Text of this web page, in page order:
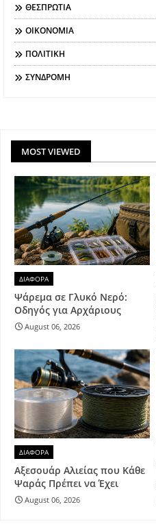
ΘΕΣΠΡΩΤΙΑ
ΟΙΚΟΝΟΜΙΑ
ΠΟΛΙΤΙΚΗ
ΣΥΝΔΡΟΜΗ
MOST VIEWED
ΔΙΑΦΟΡΑ
Ψάρεμα σε Γλυκό Νερό:
Οδηγός για Αρχάριους
August 06, 2026
ΔΙΑΦΟΡΑ
Αξεσουάρ Αλιείας που Κάθε
Ψαράς Πρέπει να Έχει
August 06, 2026